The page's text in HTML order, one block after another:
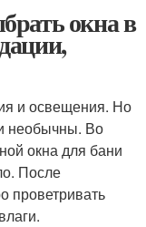
окна в
и освещения. Но
необычны. Во
окна для бани
После
проветривать